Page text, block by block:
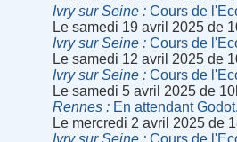
Ivry sur Seine
Cours de
Le samedi 19 avril 2025 de
Ivry sur Seine
Cours de
Le samedi 12 avril 2025 de
Ivry sur Seine
Cours de
Le samedi 5 avril 2025 de
Rennes
En attendant
Le mercredi 2 avril 2025 de